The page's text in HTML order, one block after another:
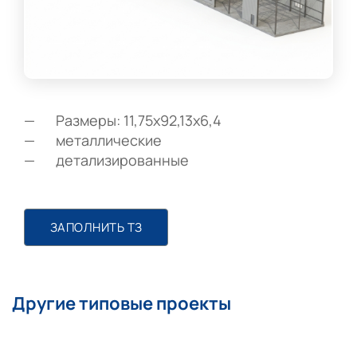
Размеры: 11,75х92,13х6,4
металлические
детализированные
ЗАПОЛНИТЬ ТЗ
Другие типовые проекты